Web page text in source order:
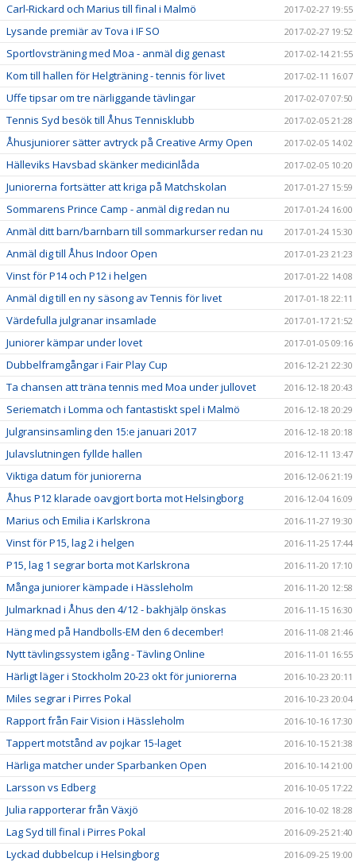
Carl-Rickard och Marius till final i Malmö 2017-02-27 19:55
Lysande premiär av Tova i IF SO 2017-02-27 19:52
Sportlovsträning med Moa - anmäl dig genast 2017-02-14 21:55
Kom till hallen för Helgträning - tennis för livet 2017-02-11 16:07
Uffe tipsar om tre närliggande tävlingar 2017-02-07 07:50
Tennis Syd besök till Åhus Tennisklubb 2017-02-05 21:28
Åhusjuniorer sätter avtryck på Creative Army Open 2017-02-05 14:02
Hälleviks Havsbad skänker medicinlåda 2017-02-05 10:20
Juniorerna fortsätter att kriga på Matchskolan 2017-01-27 15:59
Sommarens Prince Camp - anmäl dig redan nu 2017-01-24 16:00
Anmäl ditt barn/barnbarn till sommarkurser redan nu 2017-01-24 15:30
Anmäl dig till Åhus Indoor Open 2017-01-23 21:23
Vinst för P14 och P12 i helgen 2017-01-22 14:08
Anmäl dig till en ny säsong av Tennis för livet 2017-01-18 22:11
Värdefulla julgranar insamlade 2017-01-17 21:52
Juniorer kämpar under lovet 2017-01-05 09:16
Dubbelframgångar i Fair Play Cup 2016-12-21 22:30
Ta chansen att träna tennis med Moa under jullovet 2016-12-18 20:43
Seriematch i Lomma och fantastiskt spel i Malmö 2016-12-18 20:29
Julgransinsamling den 15:e januari 2017 2016-12-18 20:18
Julavslutningen fyllde hallen 2016-12-11 13:47
Viktiga datum för juniorerna 2016-12-06 21:19
Åhus P12 klarade oavgjort borta mot Helsingborg 2016-12-04 16:09
Marius och Emilia i Karlskrona 2016-11-27 19:30
Vinst för P15, lag 2 i helgen 2016-11-25 17:44
P15, lag 1 segrar borta mot Karlskrona 2016-11-20 17:10
Många juniorer kämpade i Hässleholm 2016-11-20 12:58
Julmarknad i Åhus den 4/12 - bakhjälp önskas 2016-11-15 16:30
Häng med på Handbolls-EM den 6 december! 2016-11-08 21:46
Nytt tävlingssystem igång - Tävling Online 2016-11-01 16:55
Härligt läger i Stockholm 20-23 okt för juniorerna 2016-10-23 20:11
Miles segrar i Pirres Pokal 2016-10-23 20:04
Rapport från Fair Vision i Hässleholm 2016-10-16 17:30
Tappert motstånd av pojkar 15-laget 2016-10-15 21:38
Härliga matcher under Sparbanken Open 2016-10-14 21:00
Larsson vs Edberg 2016-10-05 17:22
Julia rapporterar från Växjö 2016-10-02 18:28
Lag Syd till final i Pirres Pokal 2016-09-25 21:40
Lyckad dubbelcup i Helsingborg 2016-09-25 19:00